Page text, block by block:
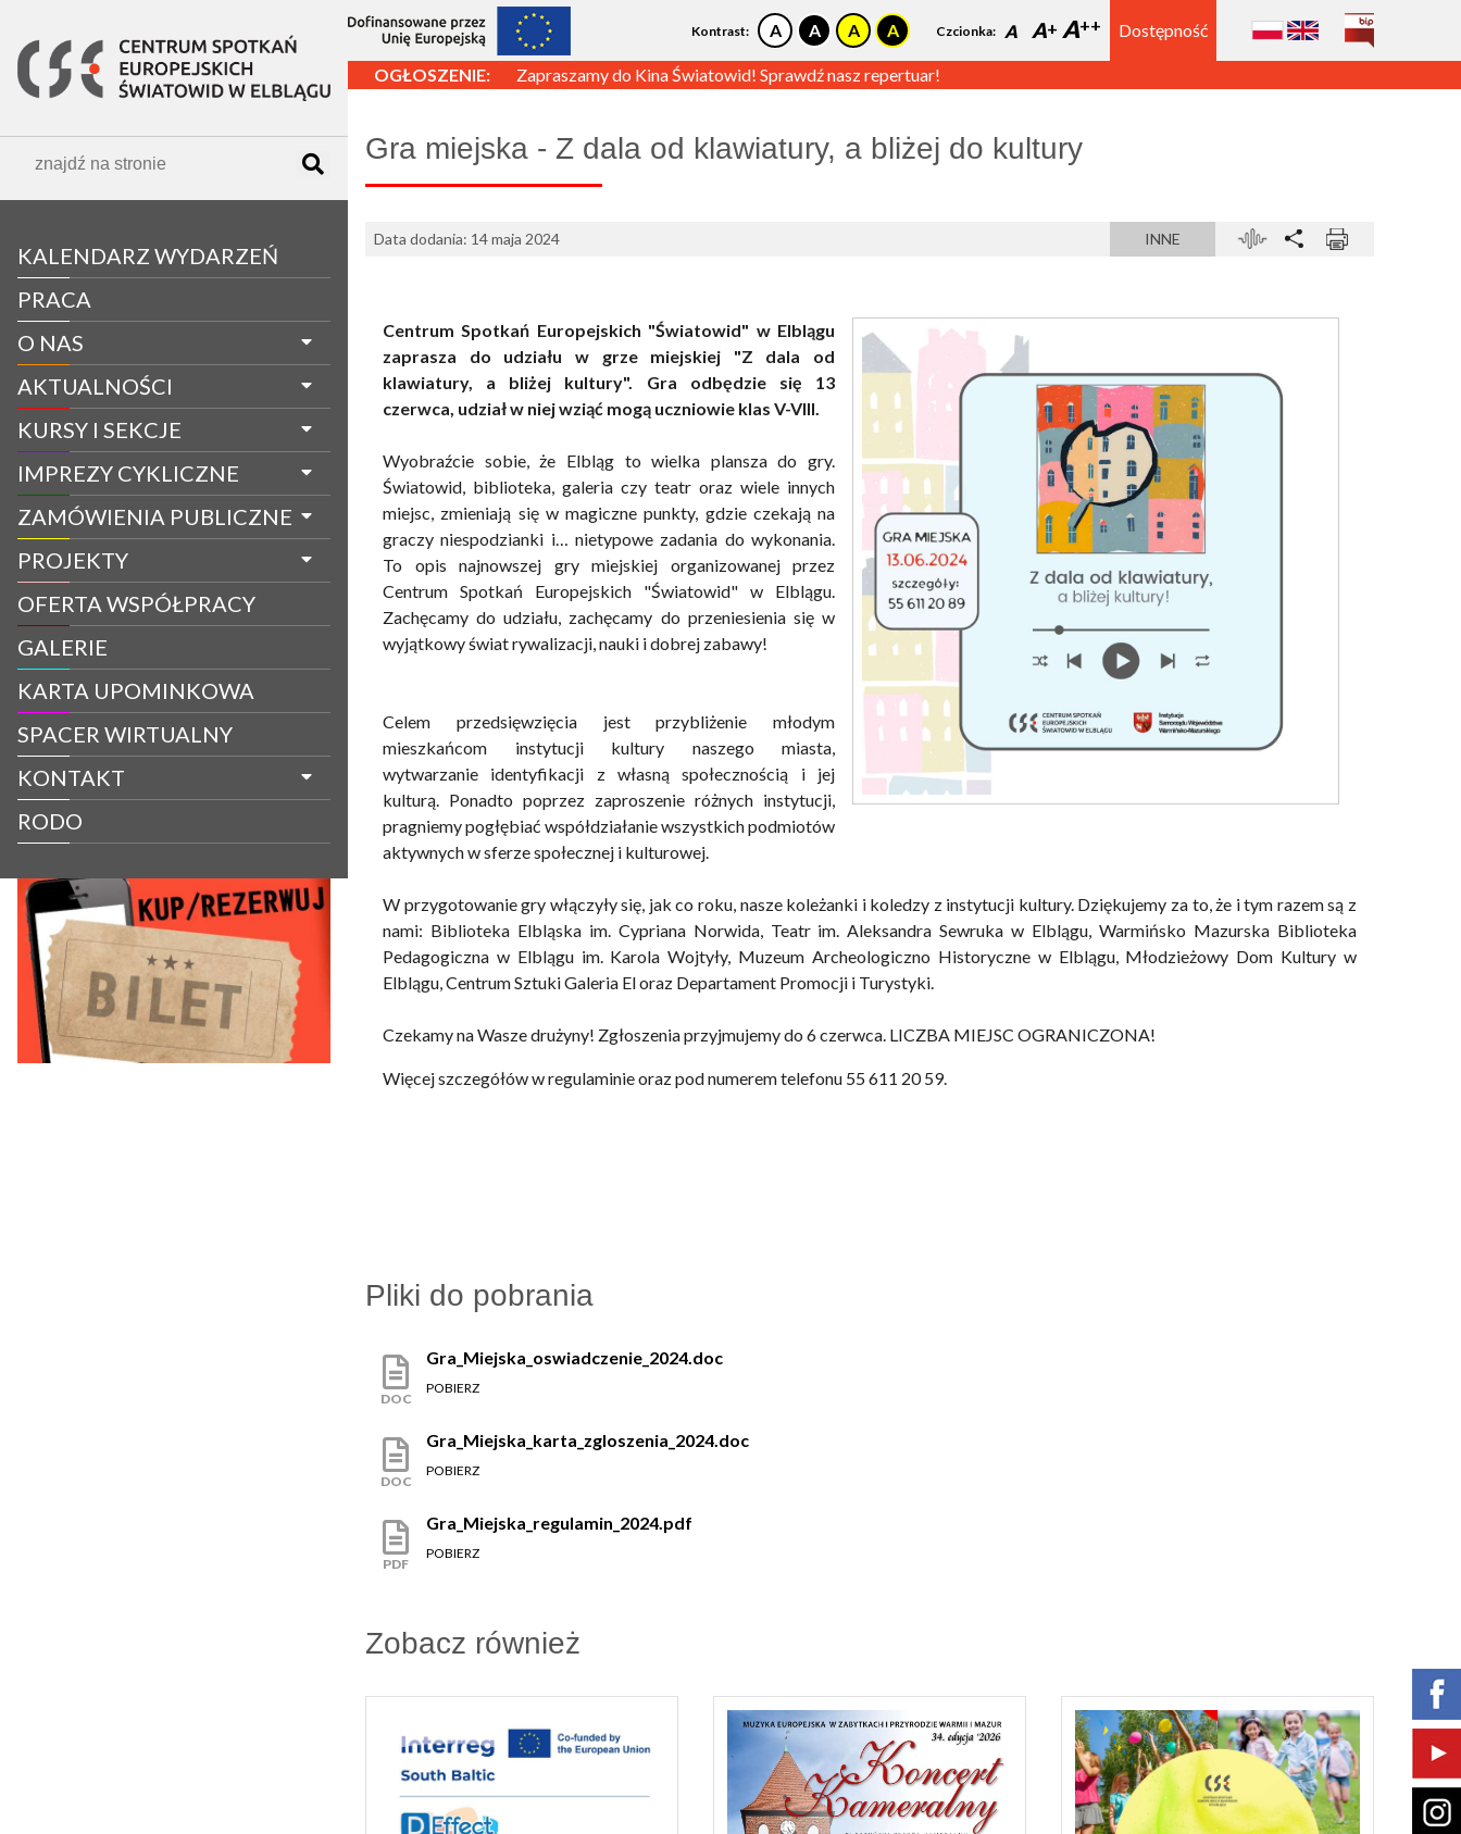
KALENDARZ WYDARZEŃ
PRACA
O NAS
AKTUALNOŚCI
KURSY I SEKCJE
IMPREZY CYKLICZNE
ZAMÓWIENIA PUBLICZNE
PROJEKTY
OFERTA WSPÓŁPRACY
GALERIE
KARTA UPOMINKOWA
SPACER WIRTUALNY
KONTAKT
RODO
Kontrast: Czcionka: A A A Dostępność
OGŁOSZENIE: Zapraszamy do Kina Światowid! Sprawdź nasz repertuar!
Gra miejska - Z dala od klawiatury, a bliżej do kultury
Data dodania: 14 maja 2024 INNE
Centrum Spotkań Europejskich "Światowid" w Elblągu
zaprasza do udziału w grze miejskiej "Z dala od
klawiatury, a bliżej kultury". Gra odbędzie się 13
czerwca, udział w niej wziąć mogą uczniowie klas V-VIII.
Wyobraźcie sobie, że Elbląg to wielka plansza do gry.
Światowid, biblioteka, galeria czy teatr oraz wiele innych
miejsc, zmieniają się w magiczne punkty, gdzie czekają na
graczy niespodzianki i… nietypowe zadania do wykonania.
To opis najnowszej gry miejskiej organizowanej przez
Centrum Spotkań Europejskich "Światowid" w Elblągu.
Zachęcamy do udziału, zachęcamy do przeniesienia się w
wyjątkowy świat rywalizacji, nauki i dobrej zabawy!
Celem przedsięwzięcia jest przybliżenie młodym
mieszkańcom instytucji kultury naszego miasta,
wytwarzanie identyfikacji z własną społecznością i jej
kulturą. Ponadto poprzez zaproszenie różnych instytucji,
pragniemy pogłębiać współdziałanie wszystkich podmiotów
aktywnych w sferze społecznej i kulturowej.
W przygotowanie gry włączyły się, jak co roku, nasze koleżanki i koledzy z instytucji kultury. Dziękujemy za to, że i tym razem są z
nami: Biblioteka Elbląska im. Cypriana Norwida, Teatr im. Aleksandra Sewruka w Elblągu, Warmińsko Mazurska Biblioteka
Pedagogiczna w Elblągu im. Karola Wojtyły, Muzeum Archeologiczno Historyczne w Elblągu, Młodzieżowy Dom Kultury w
Elblągu, Centrum Sztuki Galeria El oraz Departament Promocji i Turystyki.
Czekamy na Wasze drużyny! Zgłoszenia przyjmujemy do 6 czerwca. LICZBA MIEJSC OGRANICZONA!
Więcej szczegółów w regulaminie oraz pod numerem telefonu 55 611 20 59.
Pliki do pobrania
DOC
Gra_Miejska_oswiadczenie_2024.doc
POBIERZ
DOC
Gra_Miejska_karta_zgloszenia_2024.doc
POBIERZ
PDF
Gra_Miejska_regulamin_2024.pdf
POBIERZ
Zobacz również